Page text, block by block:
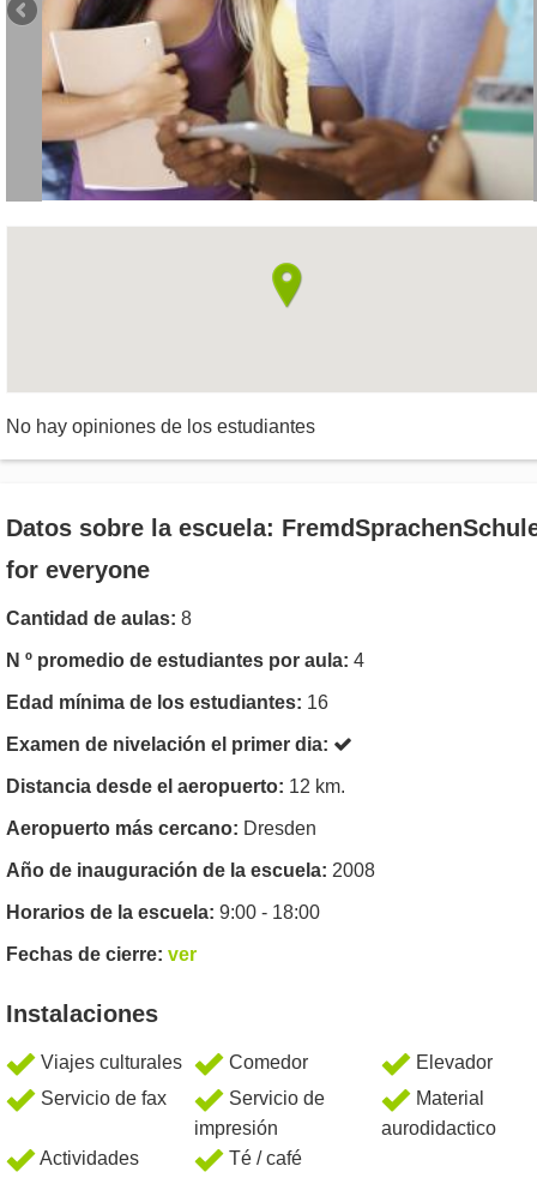
No hay opiniones de los estudiantes
Datos sobre la escuela:
for everyone
Cantidad de aulas: 8
N º promedio de estudiantes por aula: 4
Edad mínima de los estudiantes: 16
Examen de nivelación el primer dia:
Distancia desde el aeropuerto: 12 km.
Aeropuerto más cercano: Dresden
Año de inauguración de la escuela: 2008
Horarios de la escuela: 9:00 - 18:00
Fechas de cierre: ver
Instalaciones
Viajes culturales Comedor
Elevador
Servicio de fax
Servicio de
impresión
Material
aurodidactico
Actividades
Té / café